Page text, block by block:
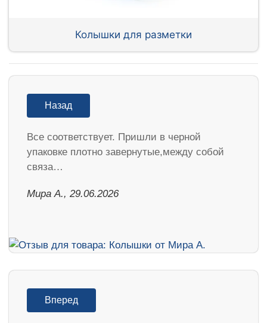
Колышки для разметки
Назад
Все соответствует. Пришли в черной
упаковке плотно завернутые,между собой
связа…
Мира А., 29.06.2026
Вперед